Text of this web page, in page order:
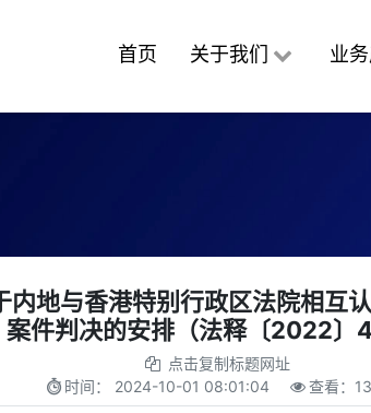
首页 关于我们 业
内地与香港特别行政区法院相互
案件判决的安排（法释〔2022〕4
点击复制标题网址
时间： 2024-10-01 08:01:04 查看：